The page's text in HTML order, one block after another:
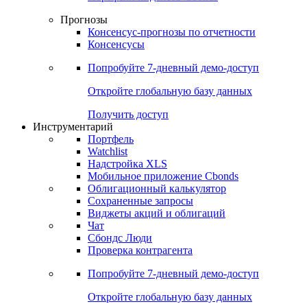
Виджет:
Портфели индексов Cbonds
Прогнозы
Консенсусы
Попробуйте7-дневный
Откройте глобальную базу данных
Получить доступ
Инструментарий
Портфель
Watchlist
Надстройка XLS
Мобильное приложение Cbonds
Облигационный калькулятор
Сохраненные запросы
Чат
Проверка контрагента